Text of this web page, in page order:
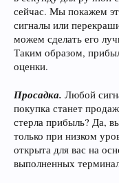
сейчас. Мы покажем
сигналы или
можем сделать его
Таким образом,
оценки.
Просадка. Любой
покупка станет
стерла прибыль? Да,
только при низком
открыта для вас на
выполненных